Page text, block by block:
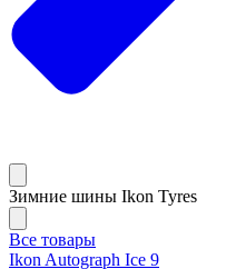
Зимние шины Ikon Tyres
Все товары
Ikon Autograph Ice 9